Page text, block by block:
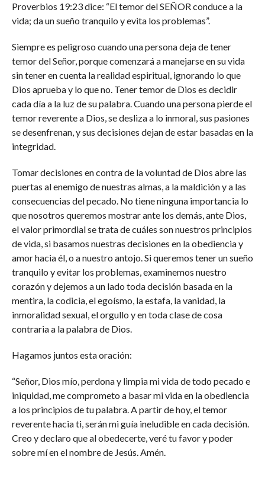
Proverbios 19:23 dice: “El temor del SEÑOR conduce a la
vida; da un sueño tranquilo y evita los problemas”.
Siempre es peligroso cuando una persona deja de tener
temor del Señor, porque comenzará a manejarse en su vida
sin tener en cuenta la realidad espiritual, ignorando lo que
Dios aprueba y lo que no. Tener temor de Dios es decidir
cada día a la luz de su palabra. Cuando una persona pierde el
temor reverente a Dios, se desliza a lo inmoral, sus pasiones
se desenfrenan, y sus decisiones dejan de estar basadas en la
integridad.
Tomar decisiones en contra de la voluntad de Dios abre las
puertas al enemigo de nuestras almas, a la maldición y a las
consecuencias del pecado. No tiene ninguna importancia lo
que nosotros queremos mostrar ante los demás, ante Dios,
el valor primordial se trata de cuáles son nuestros principios
de vida, si basamos nuestras decisiones en la obediencia y
amor hacia él, o a nuestro antojo. Si queremos tener un sueño
tranquilo y evitar los problemas, examinemos nuestro
corazón y dejemos a un lado toda decisión basada en la
mentira, la codicia, el egoísmo, la estafa, la vanidad, la
inmoralidad sexual, el orgullo y en toda clase de cosa
contraria a la palabra de Dios.
Hagamos juntos esta oración:
“Señor, Dios mío, perdona y limpia mi vida de todo pecado e
iniquidad, me comprometo a basar mi vida en la obediencia
a los principios de tu palabra. A partir de hoy, el temor
reverente hacia ti, serán mi guía ineludible en cada decisión.
Creo y declaro que al obedecerte, veré tu favor y poder
sobre mí en el nombre de Jesús. Amén.